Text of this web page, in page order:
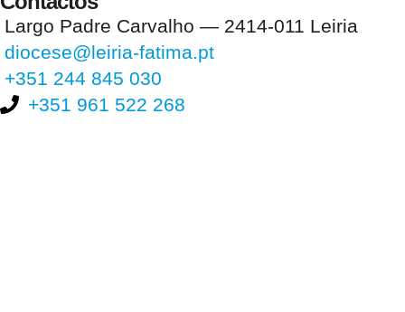
Largo Padre Carvalho — 2414-011 Leiria
diocese@leiria-fatima.pt
+351 244 845 030
+351 961 522 268